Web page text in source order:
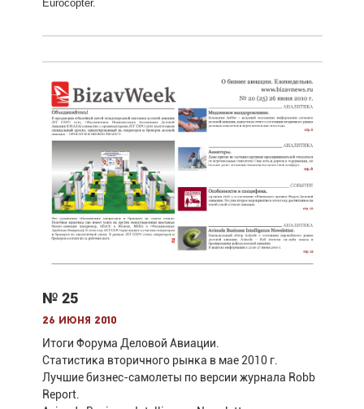
Eurocopter.
№ 25
26 июня 2010
Итоги Форума Деловой Авиации.
Статистика вторичного рынка в мае 2010 г.
Лучшие бизнес-самолеты по версии журнала Robb
Report.